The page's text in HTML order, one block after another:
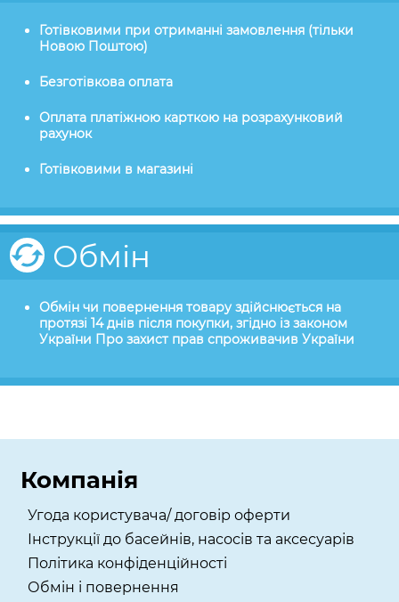
Готівковими при отриманні замовлення (тільки
Новою Поштою)
Безготівкова оплата
Оплата платіжною карткою на розрахунковий
рахунок
Готівковими в магазині
Обмін
Обмін чи повернення товару здійснюється на
протязі 14 днів після покупки, згідно із законом
України Про захист прав спроживачив України
Компанія
Угода користувача/ договір оферти
Інструкції до басейнів, насосів та аксесуарів
Політика конфіденційності
Обмін і повернення